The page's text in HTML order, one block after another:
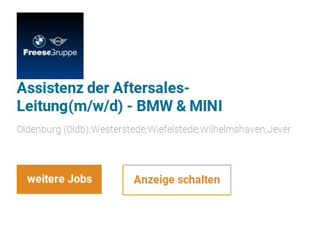
Assistenz der Aftersales-
Leitung(m/w/d) - BMW & MINI
Oldenburg (Oldb);Westerstede;Wiefelstede;Wilhelmshaven;Jever
weitere Jobs Anzeige schalten